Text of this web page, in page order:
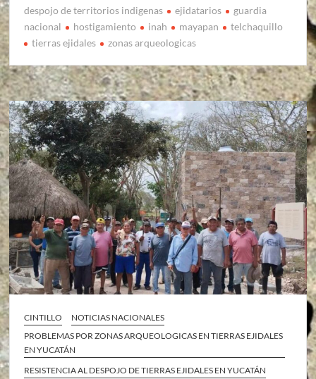
despojo de territorios indigenas ejidatarios
guardia
nacional
hostigamiento inah mayapan
telchaquillo
tierras ejidales
zonas arqueologicas
CINTILLO
NOTICIAS NACIONALES
PROBLEMAS POR ZONAS ARQUEOLOGICAS EN TIERRAS EJIDALES
EN YUCATÁN
RESISTENCIA AL DESPOJO DE TIERRAS EJIDALES EN YUCATÁN